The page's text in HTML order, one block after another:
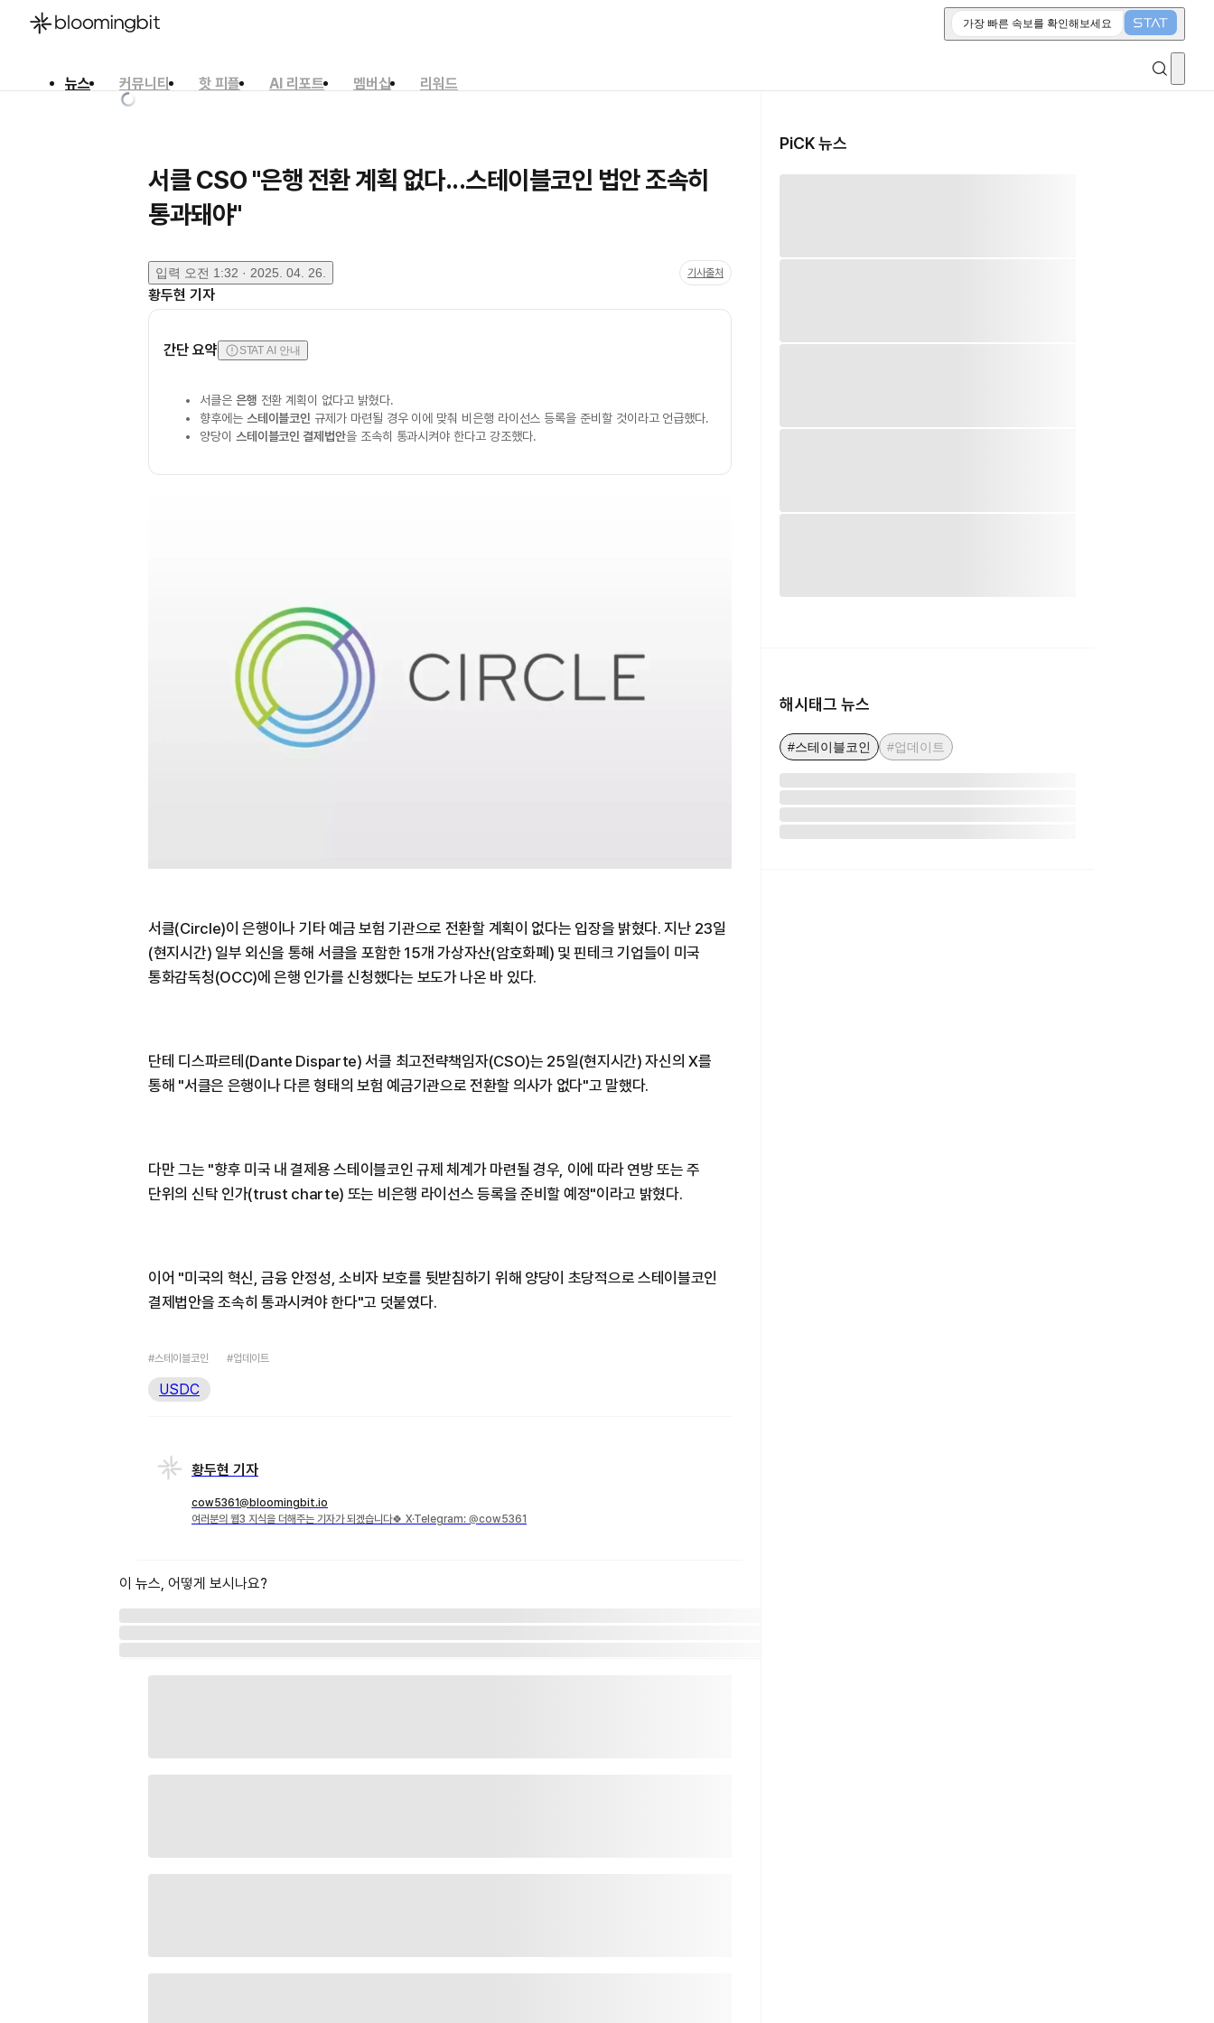
가장 빠른 속보를 확인해보세요
뉴스 커뮤니티 핫 피플 AI 리포트 멤버십
리워드
서클 CSO "은행 전환 계획 없다...스테이블코인 법안 조속히
통과돼야"
입력 오전 1:32 · 2025. 04. 26. 기사출처
황두현 기자
간단 요약 STAT AI 안내
서클은 은행 전환 계획이 없다고 밝혔다.
향후에는 스테이블코인 규제가 마련될 경우 이에 맞춰 비은행 라이선스 등록을 준비할 것이라고 언급했다.
양당이 스테이블코인 결제법안을 조속히 통과시켜야 한다고 강조했다.
서클(Circle)이 은행이나 기타 예금 보험 기관으로 전환할 계획이 없다는 입장을 밝혔다. 지난 23일
(현지시간) 일부 외신을 통해 서클을 포함한 15개 가상자산(암호화폐) 및 핀테크 기업들이 미국
통화감독청(OCC)에 은행 인가를 신청했다는 보도가 나온 바 있다.
단테 디스파르테(Dante Disparte) 서클 최고전략책임자(CSO)는 25일(현지시간) 자신의 X를
통해 "서클은 은행이나 다른 형태의 보험 예금기관으로 전환할 의사가 없다"고 말했다.
다만 그는 "향후 미국 내 결제용 스테이블코인 규제 체계가 마련될 경우, 이에 따라 연방 또는 주
단위의 신탁 인가(trust charte) 또는 비은행 라이선스 등록을 준비할 예정"이라고 밝혔다.
이어 "미국의 혁신, 금융 안정성, 소비자 보호를 뒷받침하기 위해 양당이 초당적으로 스테이블코인
결제법안을 조속히 통과시켜야 한다"고 덧붙였다.
#스테이블코인 #업데이트
USDC
황두현 기자
cow5361@bloomingbit.io
여러분의 웹3 지식을 더해주는 기자가 되겠습니다🍀 X·Telegram: @cow5361
이 뉴스, 어떻게 보시나요?
PiCK 뉴스
해시태그 뉴스
#스테이블코인 #업데이트